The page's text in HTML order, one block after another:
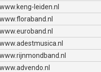
www.keng-leiden.nl
www.floraband.nl
www.euroband.nl
www.adestmusica.nl
www.rijnmondband.nl
www.advendo.nl